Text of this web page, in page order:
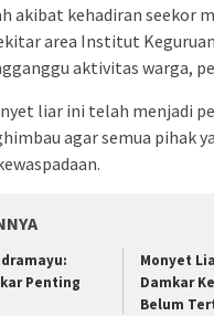
akibat kehadiran seekor
area Institut
aktivitas warga,
liar ini telah menjadi
agar semua pihak
Penting
Monyet
Damkar
Belum